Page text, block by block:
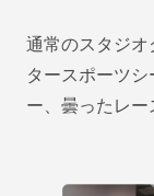
通常のスタジ
タースポーツ
ー、曇ったレ